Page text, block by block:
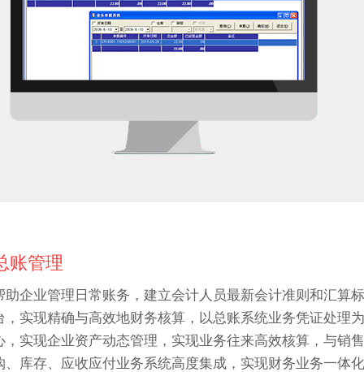
账管理
助企业管理日常账务，建立会计人员最新会计准则和汇算
，实现精确与高效地财务核算，以总账系统业务凭证处理
，实现企业资产动态管理，实现业务往来高效核算，与销
、库存、应收应付业务系统高度集成，实现财务业务一体